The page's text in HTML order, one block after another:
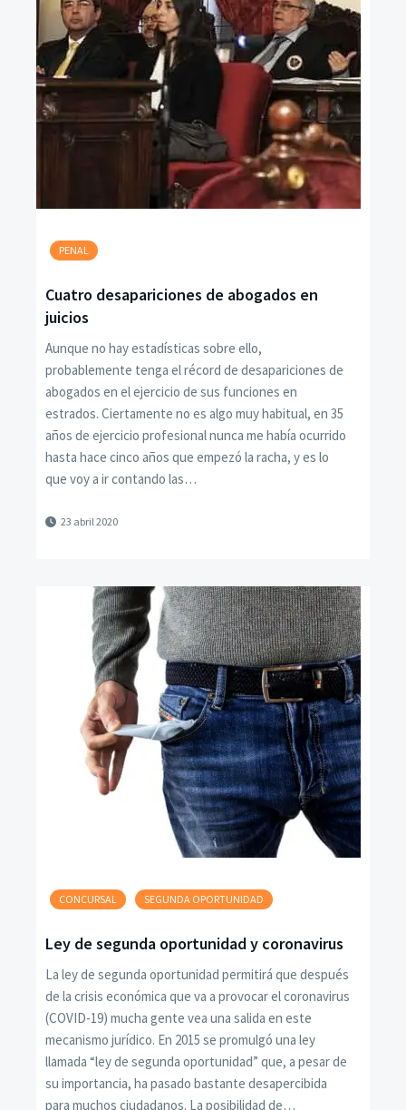
PENAL
Cuatro desapariciones de abogados en
juicios
Aunque no hay estadísticas sobre ello,
probablemente tenga el récord de desapariciones de
abogados en el ejercicio de sus funciones en
estrados. Ciertamente no es algo muy habitual, en 35
años de ejercicio profesional nunca me había ocurrido
hasta hace cinco años que empezó la racha, y es lo
que voy a ir contando las…
23 abril 2020
CONCURSAL SEGUNDA OPORTUNIDAD
Ley de segunda oportunidad y coronavirus
La ley de segunda oportunidad permitirá que después
de la crisis económica que va a provocar el coronavirus
(COVID-19) mucha gente vea una salida en este
mecanismo jurídico. En 2015 se promulgó una ley
llamada “ley de segunda oportunidad” que, a pesar de
su importancia, ha pasado bastante desapercibida
para muchos ciudadanos. La posibilidad de…